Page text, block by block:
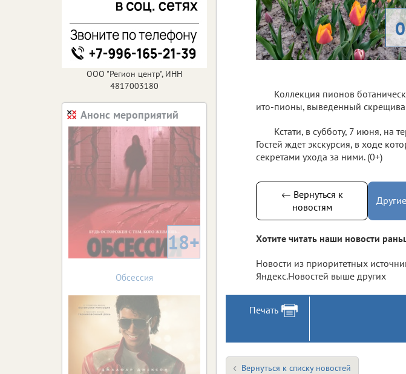
Коллекция пионов
ито-пионы, выведенный
Кстати, в субботу, 7 июня, на
Гостей ждет экскурсия, в ходе
секретами ухода за ними. (0+)
← Вернуться к
новостям
Хотите читать наши новости
Новости из приоритетных
Яндекс.Новостей выше других
Печать
Вернуться к списку новостей
ООО "Регион центр", ИНН
4817003180
Анонс мероприятий
18+
Обсессия